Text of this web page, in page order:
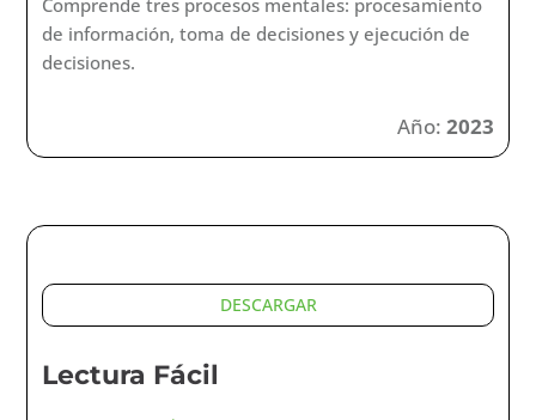
espacial o Diseño Wayfinding
Vigara Cerrato,Ángela•Delgado Santos, Clara I•Larraz
Istúriz, Cristina
Vázquez Sánchez, Isabel
Accesibilidad